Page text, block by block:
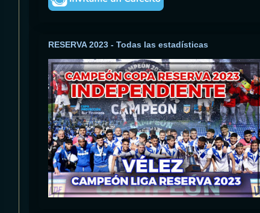
RESERVA 2023 - Todas las estadísticas